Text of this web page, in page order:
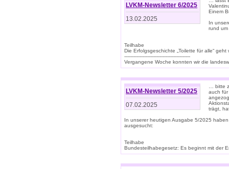
LVKM-Newsletter 6/2025
13.02.2025
Einem
In
rund
Teilhabe
Die Erfolgsgeschichte „Toilette für alle“
-------------------------------------------
Vergangene Woche konnten wir die
LVKM-Newsletter 5/2025
07.02.2025
… bitte
auch für
trägt,
In unserer heutigen Ausgabe 5/2025
ausgesucht:
Teilhabe
Bundesteilhabegesetz: Es beginnt mit der